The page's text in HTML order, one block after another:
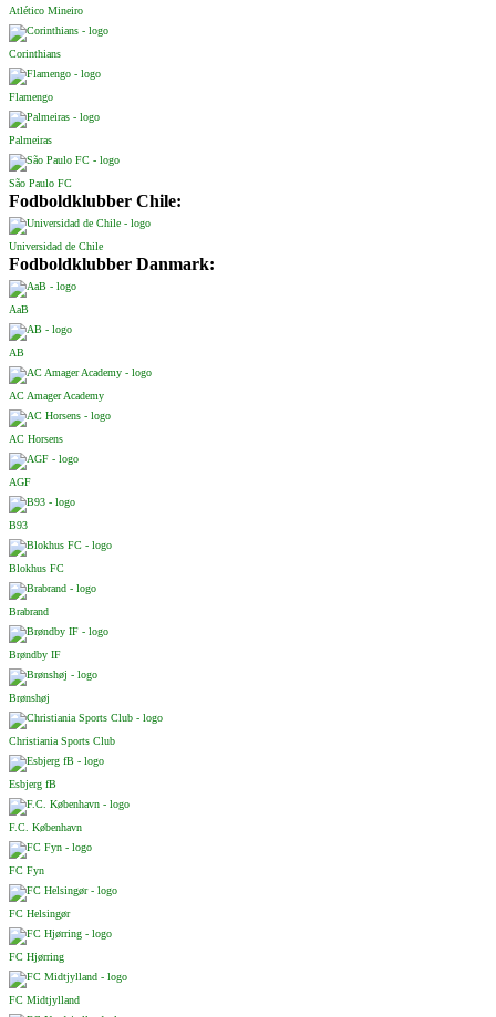
Atlético Mineiro
Corinthians
Flamengo
Palmeiras
São Paulo FC
Fodboldklubber Chile:
Universidad de Chile
Fodboldklubber Danmark:
AaB
AB
AC Amager Academy
AC Horsens
AGF
B93
Blokhus FC
Brabrand
Brøndby IF
Brønshøj
Christiania Sports Club
Esbjerg fB
F.C. København
FC Fyn
FC Helsingør
FC Hjørring
FC Midtjylland